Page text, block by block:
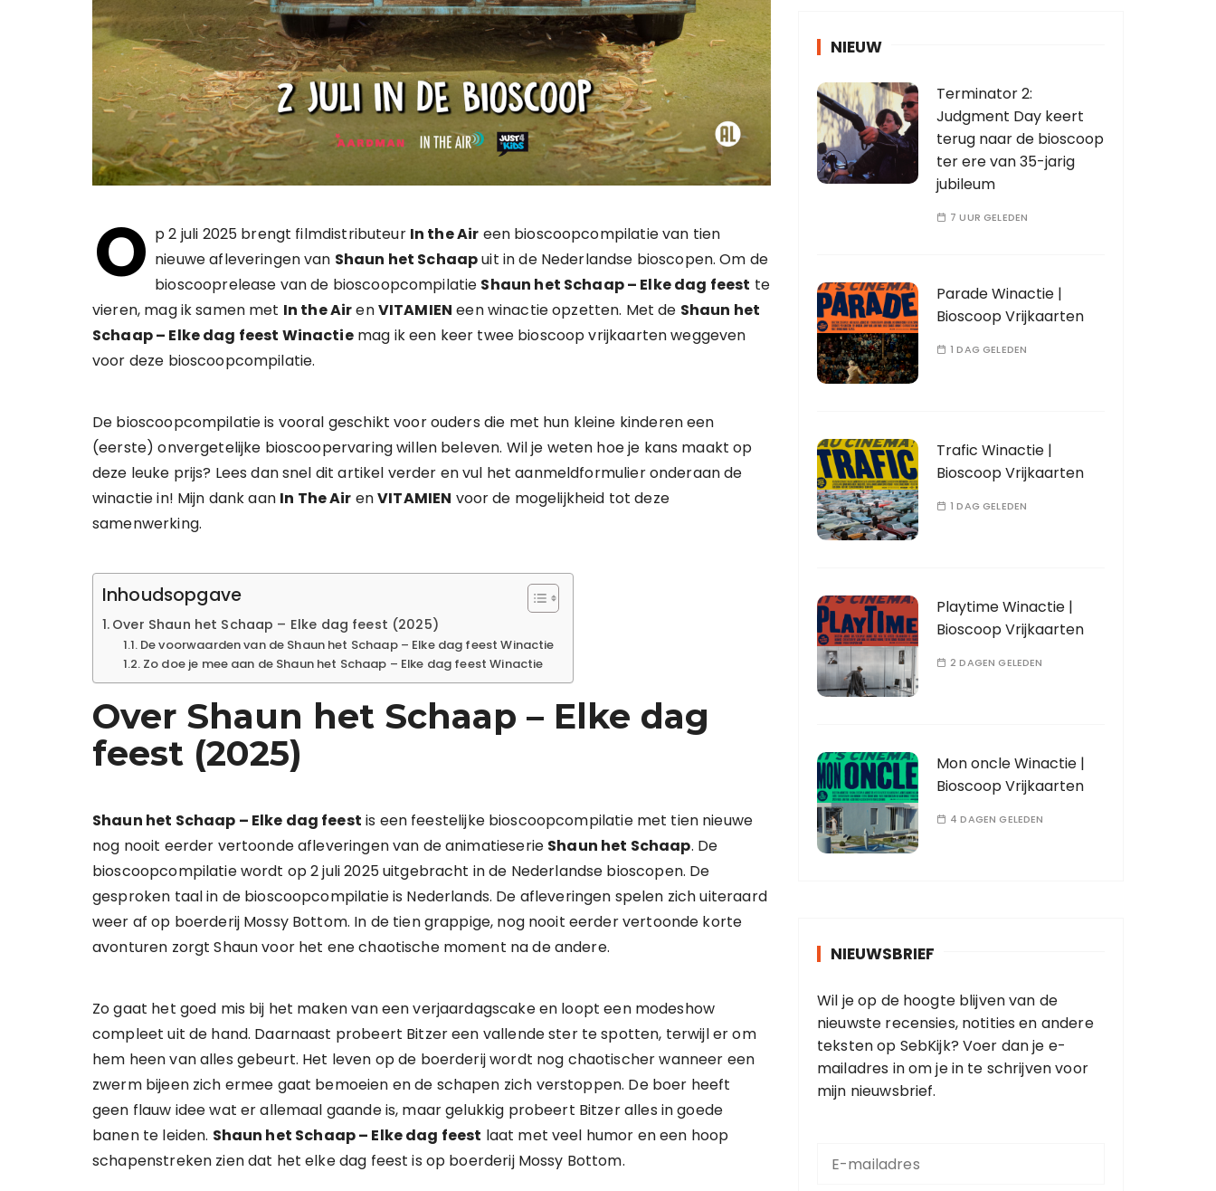
O p 2 juli 2025 brengt filmdistributeur In the Air een bioscoopcompilatie van tien
nieuwe afleveringen van Shaun het Schaapuit in de Nederlandse bioscopen. Om de
bioscooprelease van de bioscoopcompilatie Shaun het Schaap – Elke dag feest te
vieren, mag ik samen met In the AirenVITAMIEN een winactie opzetten. Met de Shaun het
Schaap – Elke dag feest Winactiemag ik een keer twee bioscoop vrijkaarten weggeven
voor deze bioscoopcompilatie.
De bioscoopcompilatie is vooral geschikt voor ouders die met hun kleine kinderen een
(eerste) onvergetelijke bioscoopervaring willen beleven. Wil je weten hoe je kans maakt op
deze leuke prijs? Lees dan snel dit artikel verder en vul het aanmeldformulier onderaan de
winactie in! Mijn dank aan In The Air enVITAMIEN voor de mogelijkheid tot deze
samenwerking.
Inhoudsopgave
Over Shaun het Schaap – Elke dag feest (2025)
De voorwaarden van de Shaun het Schaap – Elke dag feest Winactie
Zo doe je mee aan de Shaun het Schaap – Elke dag feest Winactie
Over Shaun het Schaap – Elke dag
feest (2025)
Shaun het Schaap – Elke dag feest is een feestelijke bioscoopcompilatie met tien nieuwe
nog nooit eerder vertoonde afleveringen van de animatieserie Shaun het Schaap. De
bioscoopcompilatie wordt op 2 juli 2025 uitgebracht in de Nederlandse bioscopen. De
gesproken taal in de bioscoopcompilatie is Nederlands. De afleveringen spelen zich uiteraard
weer af op boerderij Mossy Bottom. In de tien grappige, nog nooit eerder vertoonde korte
avonturen zorgt Shaun voor het ene chaotische moment na de andere.
Zo gaat het goed mis bij het maken van een verjaardagscake en loopt een modeshow
compleet uit de hand. Daarnaast probeert Bitzer een vallende ster te spotten, terwijl er om
hem heen van alles gebeurt. Het leven op de boerderij wordt nog chaotischer wanneer een
zwerm bijeen zich ermee gaat bemoeien en de schapen zich verstoppen. De boer heeft
geen flauw idee wat er allemaal gaande is, maar gelukkig probeert Bitzer alles in goede
banen te leiden. Shaun het Schaap – Elke dag feest laat met veel humor en een hoop
schapenstreken zien dat het elke dag feest is op boerderij Mossy Bottom.
NIEUW
Terminator 2:
Judgment Day keert
terug naar de bioscoop
ter ere van 35-jarig
jubileum
7 UUR GELEDEN
Parade Winactie |
Bioscoop Vrijkaarten
1 DAG GELEDEN
Trafic Winactie |
Bioscoop Vrijkaarten
1 DAG GELEDEN
Playtime Winactie |
Bioscoop Vrijkaarten
2 DAGEN GELEDEN
Mon oncle Winactie |
Bioscoop Vrijkaarten
4 DAGEN GELEDEN
NIEUWSBRIEF
Wil je op de hoogte blijven van de
nieuwste recensies, notities en andere
teksten op SebKijk? Voer dan je e-
mailadres in om je in te schrijven voor
mijn nieuwsbrief.